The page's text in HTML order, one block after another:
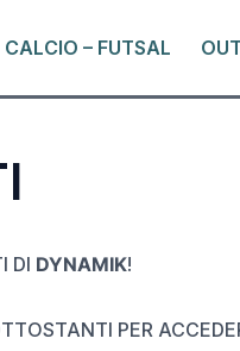
CALCIO – FUTSAL
DI DYNAMIK!
PER